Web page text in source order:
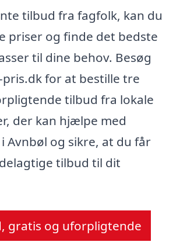
tilbud fra fagfolk, kan du
priser og finde det bedste
til dine behov. Besøg
for at bestille tre
tilbud fra lokale
der kan hjælpe med
Avnbøl og sikre, at du får
tilbud til dit
gratis og uforpligtende